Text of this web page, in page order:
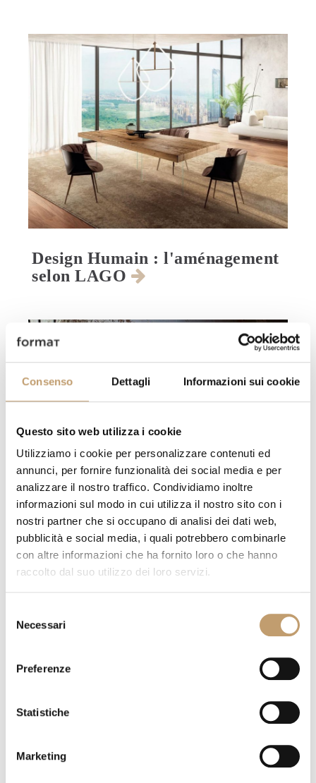
Consenso Dettagli Informazioni sui cookie
Questo sito web utilizza i cookie
Utilizziamo i cookie per personalizzare contenuti ed
annunci, per fornire funzionalità dei social media e per
analizzare il nostro traffico. Condividiamo inoltre
informazioni sul modo in cui utilizza il nostro sito con i
nostri partner che si occupano di analisi dei dati web,
pubblicità e social media, i quali potrebbero combinarle
con altre informazioni che ha fornito loro o che hanno
raccolto dal suo utilizzo dei loro servizi.
delNecessari
Preferenze
Statistiche
Marketing
Design Humain : l'aménagement
selon LAGO
Édition DCW : le Design qui
défie le passage du temps